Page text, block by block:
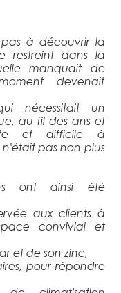
à découvrir la
restreint dans la
manquait de
devenait
nécessitait un
au fil des ans et
et difficile à
pas non plus
ont ainsi été
aux clients à
convivial et
et de son zinc,
pour répondre